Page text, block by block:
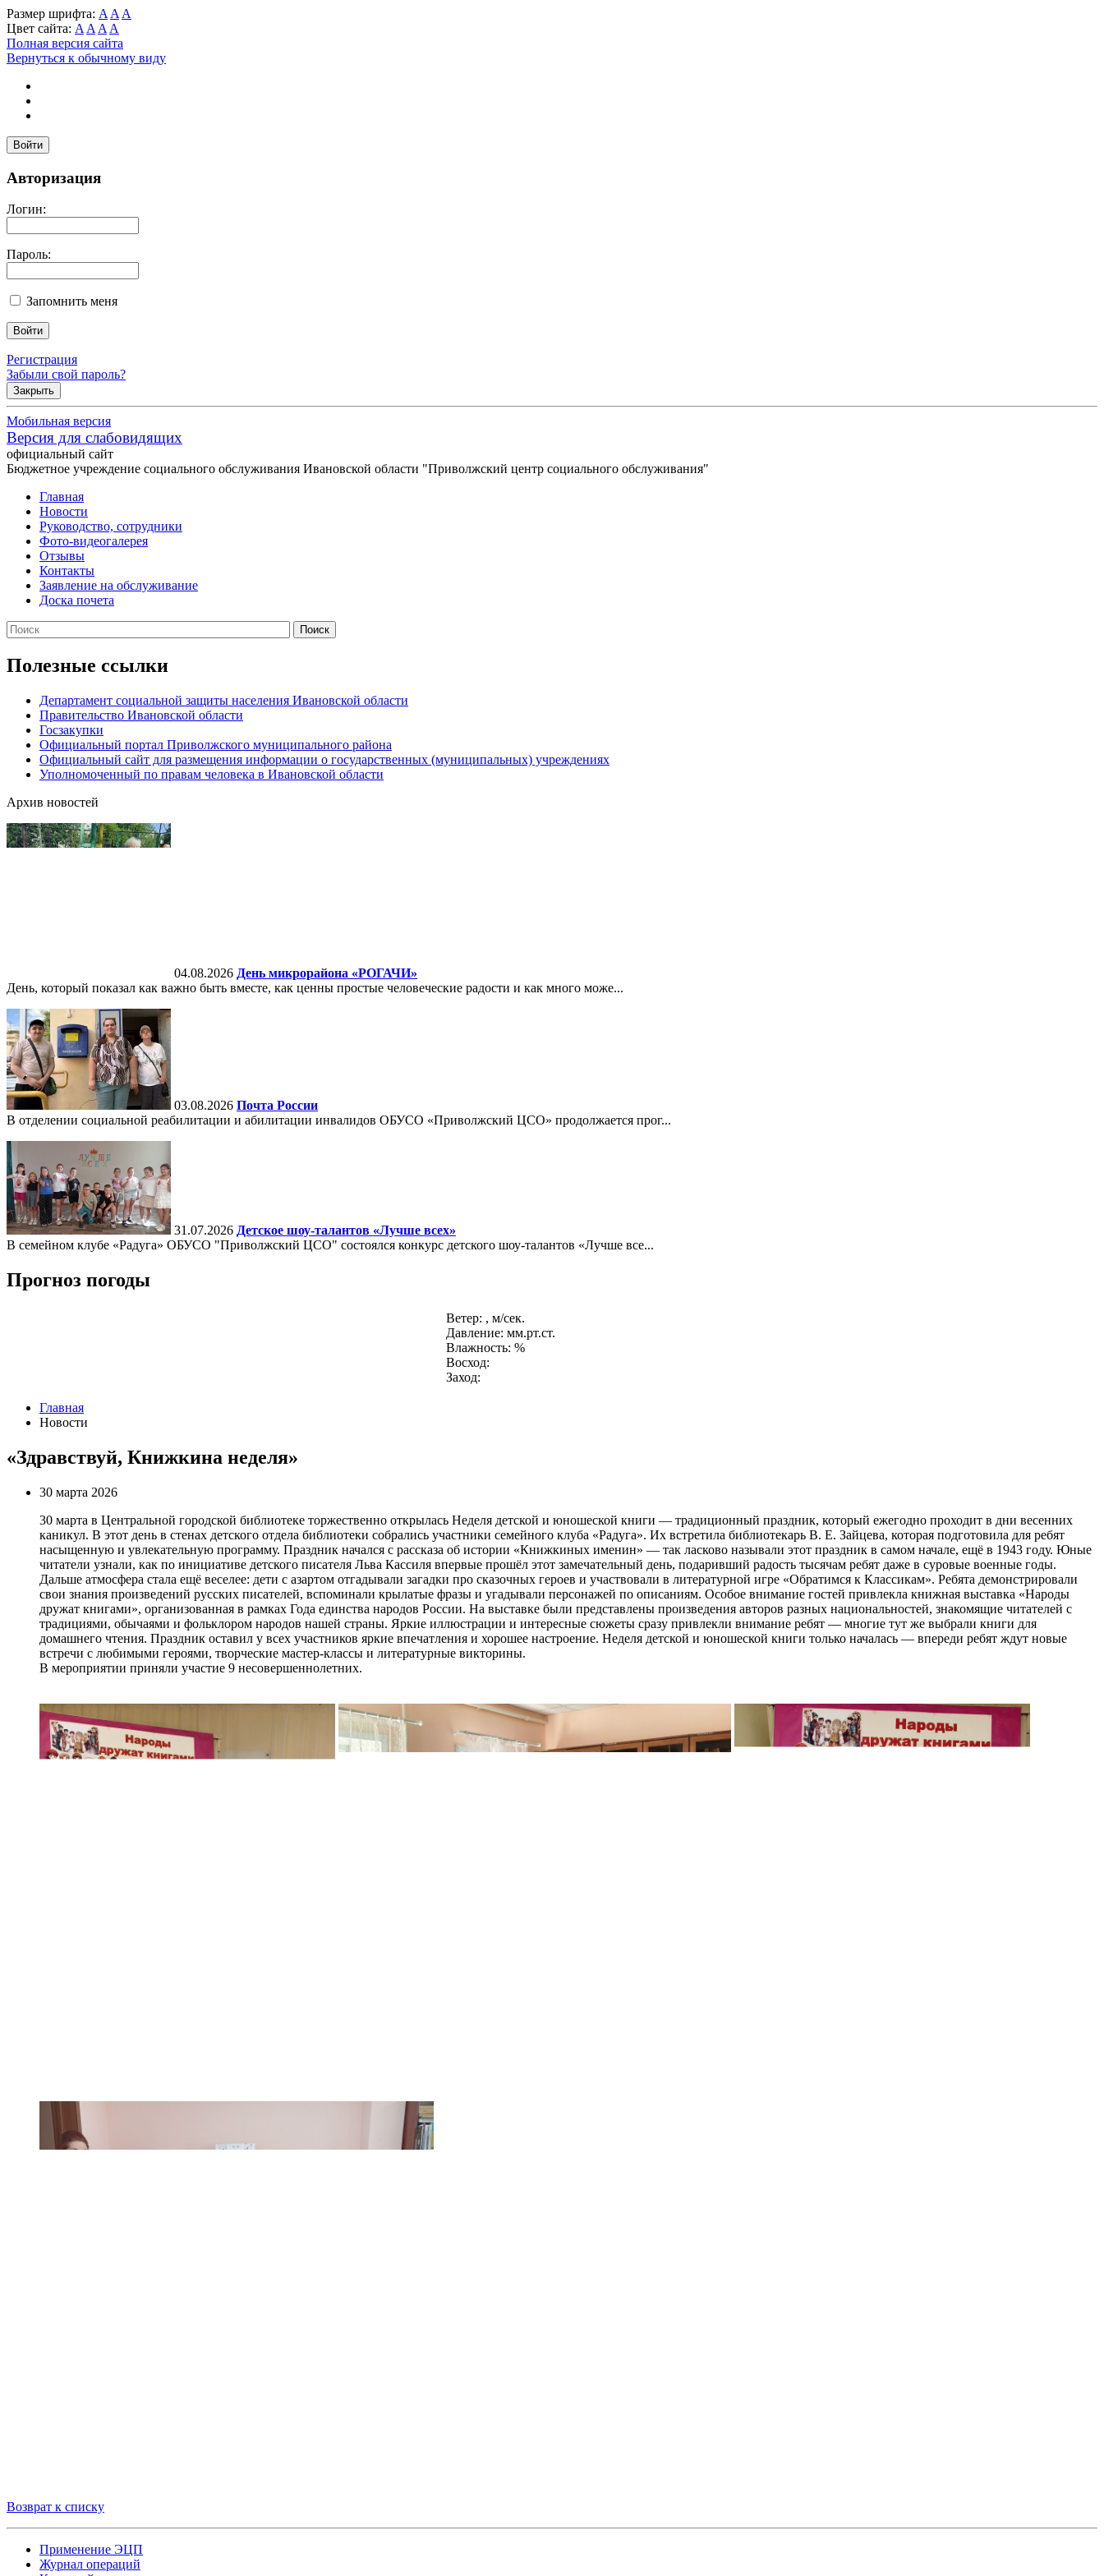
Размер шрифта: A A A
Цвет сайта: A A A A
Полная версия сайта
Вернуться к обычному виду
Войти
Авторизация
Логин:
Пароль:
Запомнить меня
Регистрация
Забыли свой пароль?
Закрыть
Мобильная версия
Версия для слабовидящих
официальный сайт
Бюджетное учреждение социального обслуживания Ивановской области "Приволжский центр социального обслуживания"
Главная
Новости
Руководство, сотрудники
Фото-видеогалерея
Отзывы
Контакты
Заявление на обслуживание
Доска почета
Полезные ссылки
Департамент социальной защиты населения Ивановской области
Правительство Ивановской области
Госзакупки
Официальный портал Приволжского муниципального района
Официальный сайт для размещения информации о государственных (муниципальных) учреждениях
Уполномоченный по правам человека в Ивановской области
Архив новостей
04.08.2026 День микрорайона «РОГАЧИ»
День, который показал как важно быть вместе, как ценны простые человеческие радости и как много може...
03.08.2026 Почта России
В отделении социальной реабилитации и абилитации инвалидов ОБУСО «Приволжский ЦСО» продолжается прог...
31.07.2026 Детское шоу-талантов «Лучше всех»
В семейном клубе «Радуга» ОБУСО "Приволжский ЦСО" состоялся конкурс детского шоу-талантов «Лучше все...
Прогноз погоды
Ветер: , м/сек.
Давление: мм.рт.ст.
Влажность: %
Восход:
Заход:
Главная
Новости
«Здравствуй, Книжкина неделя»
30 марта 2026
30 марта в Центральной городской библиотеке торжественно открылась Неделя детской и юношеской книги — традиционный праздник, который ежегодно проходит в дни весенних
каникул. В этот день в стенах детского отдела библиотеки собрались участники семейного клуба «Радуга». Их встретила библиотекарь В. Е. Зайцева, которая подготовила для ребят
насыщенную и увлекательную программу. Праздник начался с рассказа об истории «Книжкиных именин» — так ласково называли этот праздник в самом начале, ещё в 1943 году. Юные
читатели узнали, как по инициативе детского писателя Льва Кассиля впервые прошёл этот замечательный день, подаривший радость тысячам ребят даже в суровые военные годы.
Дальше атмосфера стала ещё веселее: дети с азартом отгадывали загадки про сказочных героев и участвовали в литературной игре «Обратимся к Классикам». Ребята демонстрировали
свои знания произведений русских писателей, вспоминали крылатые фразы и угадывали персонажей по описаниям. Особое внимание гостей привлекла книжная выставка «Народы
дружат книгами», организованная в рамках Года единства народов России. На выставке были представлены произведения авторов разных национальностей, знакомящие читателей с
традициями, обычаями и фольклором народов нашей страны. Яркие иллюстрации и интересные сюжеты сразу привлекли внимание ребят — многие тут же выбрали книги для
домашнего чтения. Праздник оставил у всех участников яркие впечатления и хорошее настроение. Неделя детской и юношеской книги только началась — впереди ребят ждут новые
встречи с любимыми героями, творческие мастер‑классы и литературные викторины.
В мероприятии приняли участие 9 несовершеннолетних.
Возврат к списку
Применение ЭЦП
Журнал операций